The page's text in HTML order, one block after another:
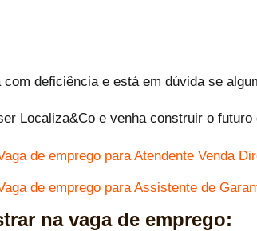
deficiência e está em dúvida se
Localiza&Co e venha construir o futuro
de emprego para Atendente Venda
de emprego para Assistente de
na vaga de emprego: